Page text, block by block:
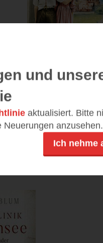
Kinderklinik
Tage des Lichts (Die
E-Book
und
aktualisiert. Bitte
anzusehen.
Ich nehme